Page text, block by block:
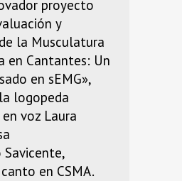
proyecto
y
la Musculatura
en Cantantes: Un
en sEMG»,
logopeda
voz Laura
Savicente,
en CSMA.